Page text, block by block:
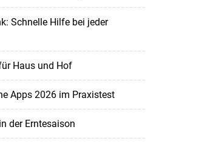
Schnelle Hilfe bei jeder
Haus und Hof
Apps 2026 im Praxistest
der Erntesaison